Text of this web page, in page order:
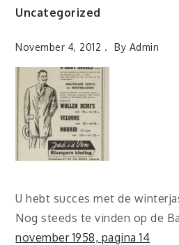
Uncategorized
November 4, 2012 By Admin
U hebt succes met de
Nog steeds te vinden op de
november 1958, pagina 14